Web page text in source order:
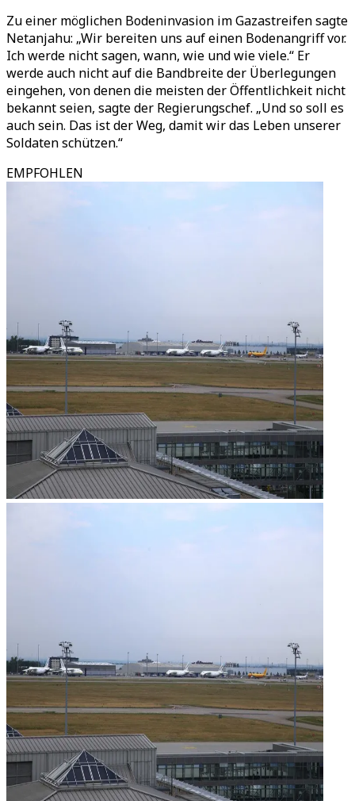
Zu einer möglichen Bodeninvasion im Gazastreifen sagte
Netanjahu: „Wir bereiten uns auf einen Bodenangriff vor.
Ich werde nicht sagen, wann, wie und wie viele.“ Er
werde auch nicht auf die Bandbreite der Überlegungen
eingehen, von denen die meisten der Öffentlichkeit nicht
bekannt seien, sagte der Regierungschef. „Und so soll es
auch sein. Das ist der Weg, damit wir das Leben unserer
Soldaten schützen.“
EMPFOHLEN